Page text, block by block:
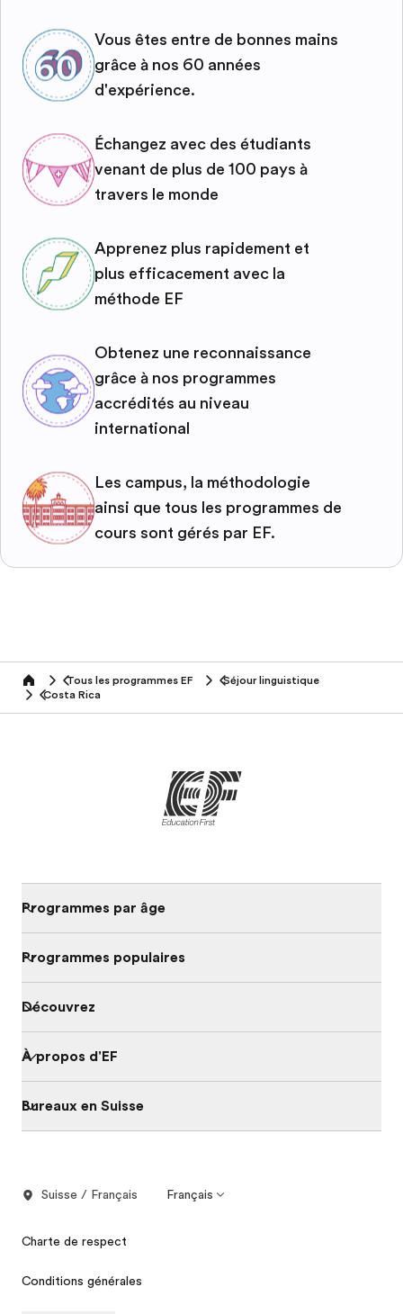
Vous êtes entre de bonnes mains
grâce à nos 60 années
d'expérience.
Échangez avec des étudiants
venant de plus de 100 pays à
travers le monde
Apprenez plus rapidement et
plus efficacement avec la
méthode EF
Obtenez une reconnaissance
grâce à nos programmes
accrédités au niveau
international
Les campus, la méthodologie
ainsi que tous les programmes de
cours sont gérés par EF.
home Tous les programmes EF
Séjour linguistique
Costa Rica
Programmes par âge
Programmes populaires
Découvrez
À propos d'EF
Bureaux en Suisse
Suisse / Français Français
Charte de respect
Conditions générales